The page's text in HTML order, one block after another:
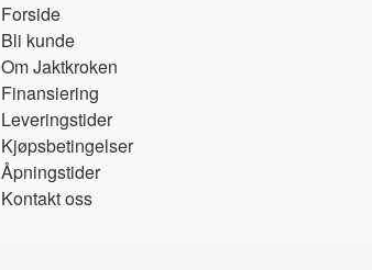
Forside
Bli kunde
Om Jaktkroken
Finansiering
Leveringstider
Kjøpsbetingelser
Åpningstider
Kontakt oss